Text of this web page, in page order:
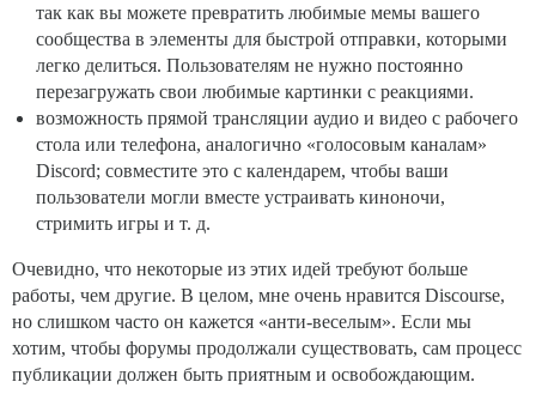
так как вы можете превратить любимые мемы вашего
сообщества в элементы для быстрой отправки, которыми
легко делиться. Пользователям не нужно постоянно
перезагружать свои любимые картинки с реакциями.
возможность прямой трансляции аудио и видео с рабочего
стола или телефона, аналогично «голосовым каналам»
Discord; совместите это с календарем, чтобы ваши
пользователи могли вместе устраивать киноночи,
стримить игры и т. д.
Очевидно, что некоторые из этих идей требуют больше
работы, чем другие. В целом, мне очень нравится Discourse,
но слишком часто он кажется «анти-веселым». Если мы
хотим, чтобы форумы продолжали существовать, сам процесс
публикации должен быть приятным и освобождающим.